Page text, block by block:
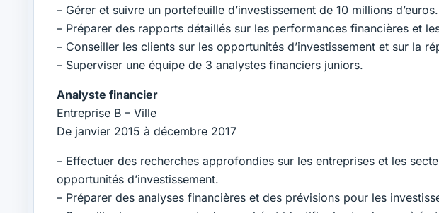
– Gérer et suivre un portefeuille d’investissement de 10 millions d’euros.
– Préparer des rapports détaillés sur les performances financières et
– Conseiller les clients sur les opportunités d’investissement et sur la
– Superviser une équipe de 3 analystes financiers juniors.
Analyste financier
Entreprise B – Ville
De janvier 2015 à décembre 2017
– Effectuer des recherches approfondies sur les entreprises et les
opportunités d’investissement.
– Préparer des analyses financières et des prévisions pour les